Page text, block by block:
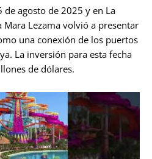
de agosto de 2025 y en La
Lezama volvió a presentar
una conexión de los puertos
La inversión para esta fecha
de dólares.